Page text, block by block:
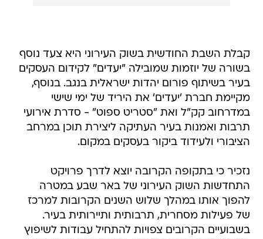
קבלת השבת החודשית בשוק העירוני היא צעד נוסף
בשורה של יוזמות שמובילה "יעדים" לקידום העסקים
בעיר בשיתוף פורום יהדות ישראלית בנגב. בנוסף,
מקיימת חברת 'יעדים' את היריד של ימי שישי
במדרחוב קק"ל ואת "סטריט ספוט" - סדרת אירועי
תרבות ואמנות בעיר העתיקה ליצירת תוכן במרחב
הציבורי ולעידוד ביקור בעסקים במקום.
נזכיר כי בתקופה הקרובה יוצא לדרך פרויקט
התחדשות השוק העירוני של באר שבע במטרה
להפוך אותו במהלך שלוש השנים הקרובות למרכז
של פעילות מסחרית, תרבותית ותיירותית בעיר.
בשבועיים הקרובים צפויות להתחיל עבודות לשיפוץ